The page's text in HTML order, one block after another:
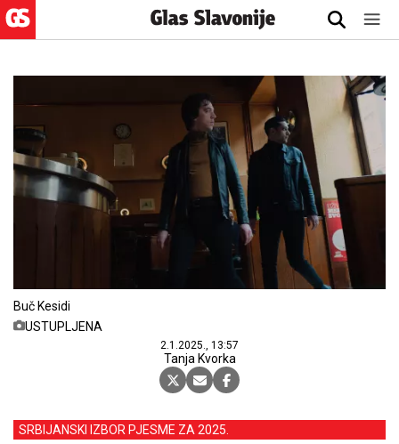
Buč Kesidi
USTUPLJENA
2.1.2025., 13:57
Tanja Kvorka
SRBIJANSKI IZBOR PJESME ZA 2025.